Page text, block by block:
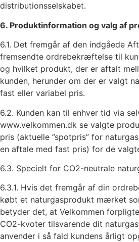
distributionsselskabet.
6. Produktinformation og valg af
6.1. Det fremgår af den indgåede
fremsendte ordrebekræftelse til
og hvilket produkt, der er aftalt
kunden, herunder om der er valgt
fast eller variabel pris.
6.2. Kunden kan til enhver tid via
www.velkommen.dk se valgte
pris (aktuelle ”spotpris” for
en aftale med fast pris) for de
6.3. Specielt for CO2-neutrale
6.3.1. Hvis det fremgår af din
købt et naturgasprodukt mærket
betyder det, at Velkommen
CO2-kvoter tilsvarende dit
anvender i så fald kundens årligt